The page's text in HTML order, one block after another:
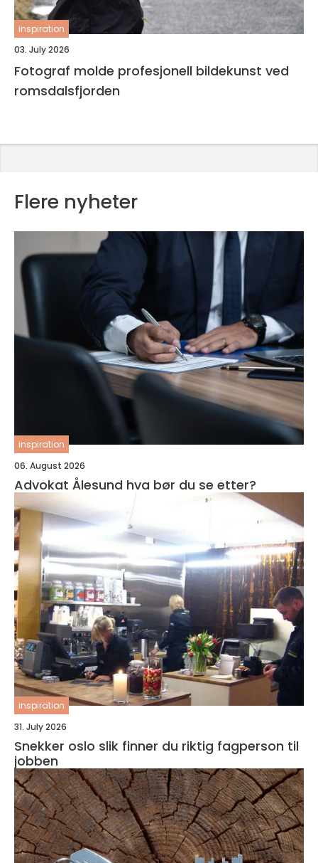
inspiration
03. July 2026
Fotograf molde profesjonell bildekunst ved
romsdalsfjorden
Flere nyheter
inspiration
06. August 2026
Advokat Ålesund hva bør du se etter?
inspiration
31. July 2026
Snekker oslo slik finner du riktig fagperson til
jobben